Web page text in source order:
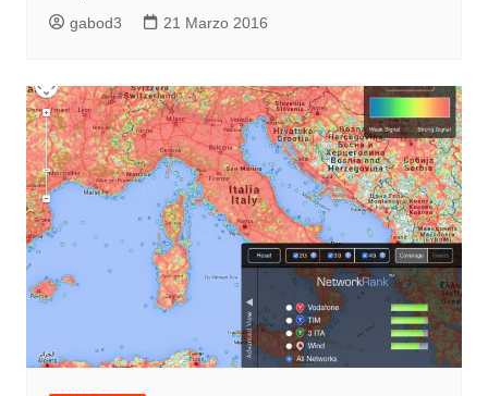
gabod3 21 Marzo 2016